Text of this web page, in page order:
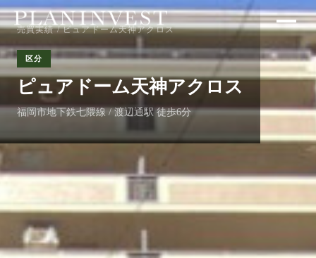
売買実績/ ピュアドーム天神アクロス
区分
ピュアドーム天神アクロス
福岡市地下鉄七隈線 / 渡辺通駅 徒歩6分